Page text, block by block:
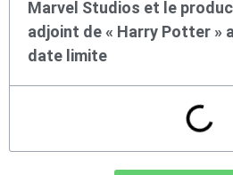
Marvel Studios et le
adjoint de « Harry Potter »
date limite